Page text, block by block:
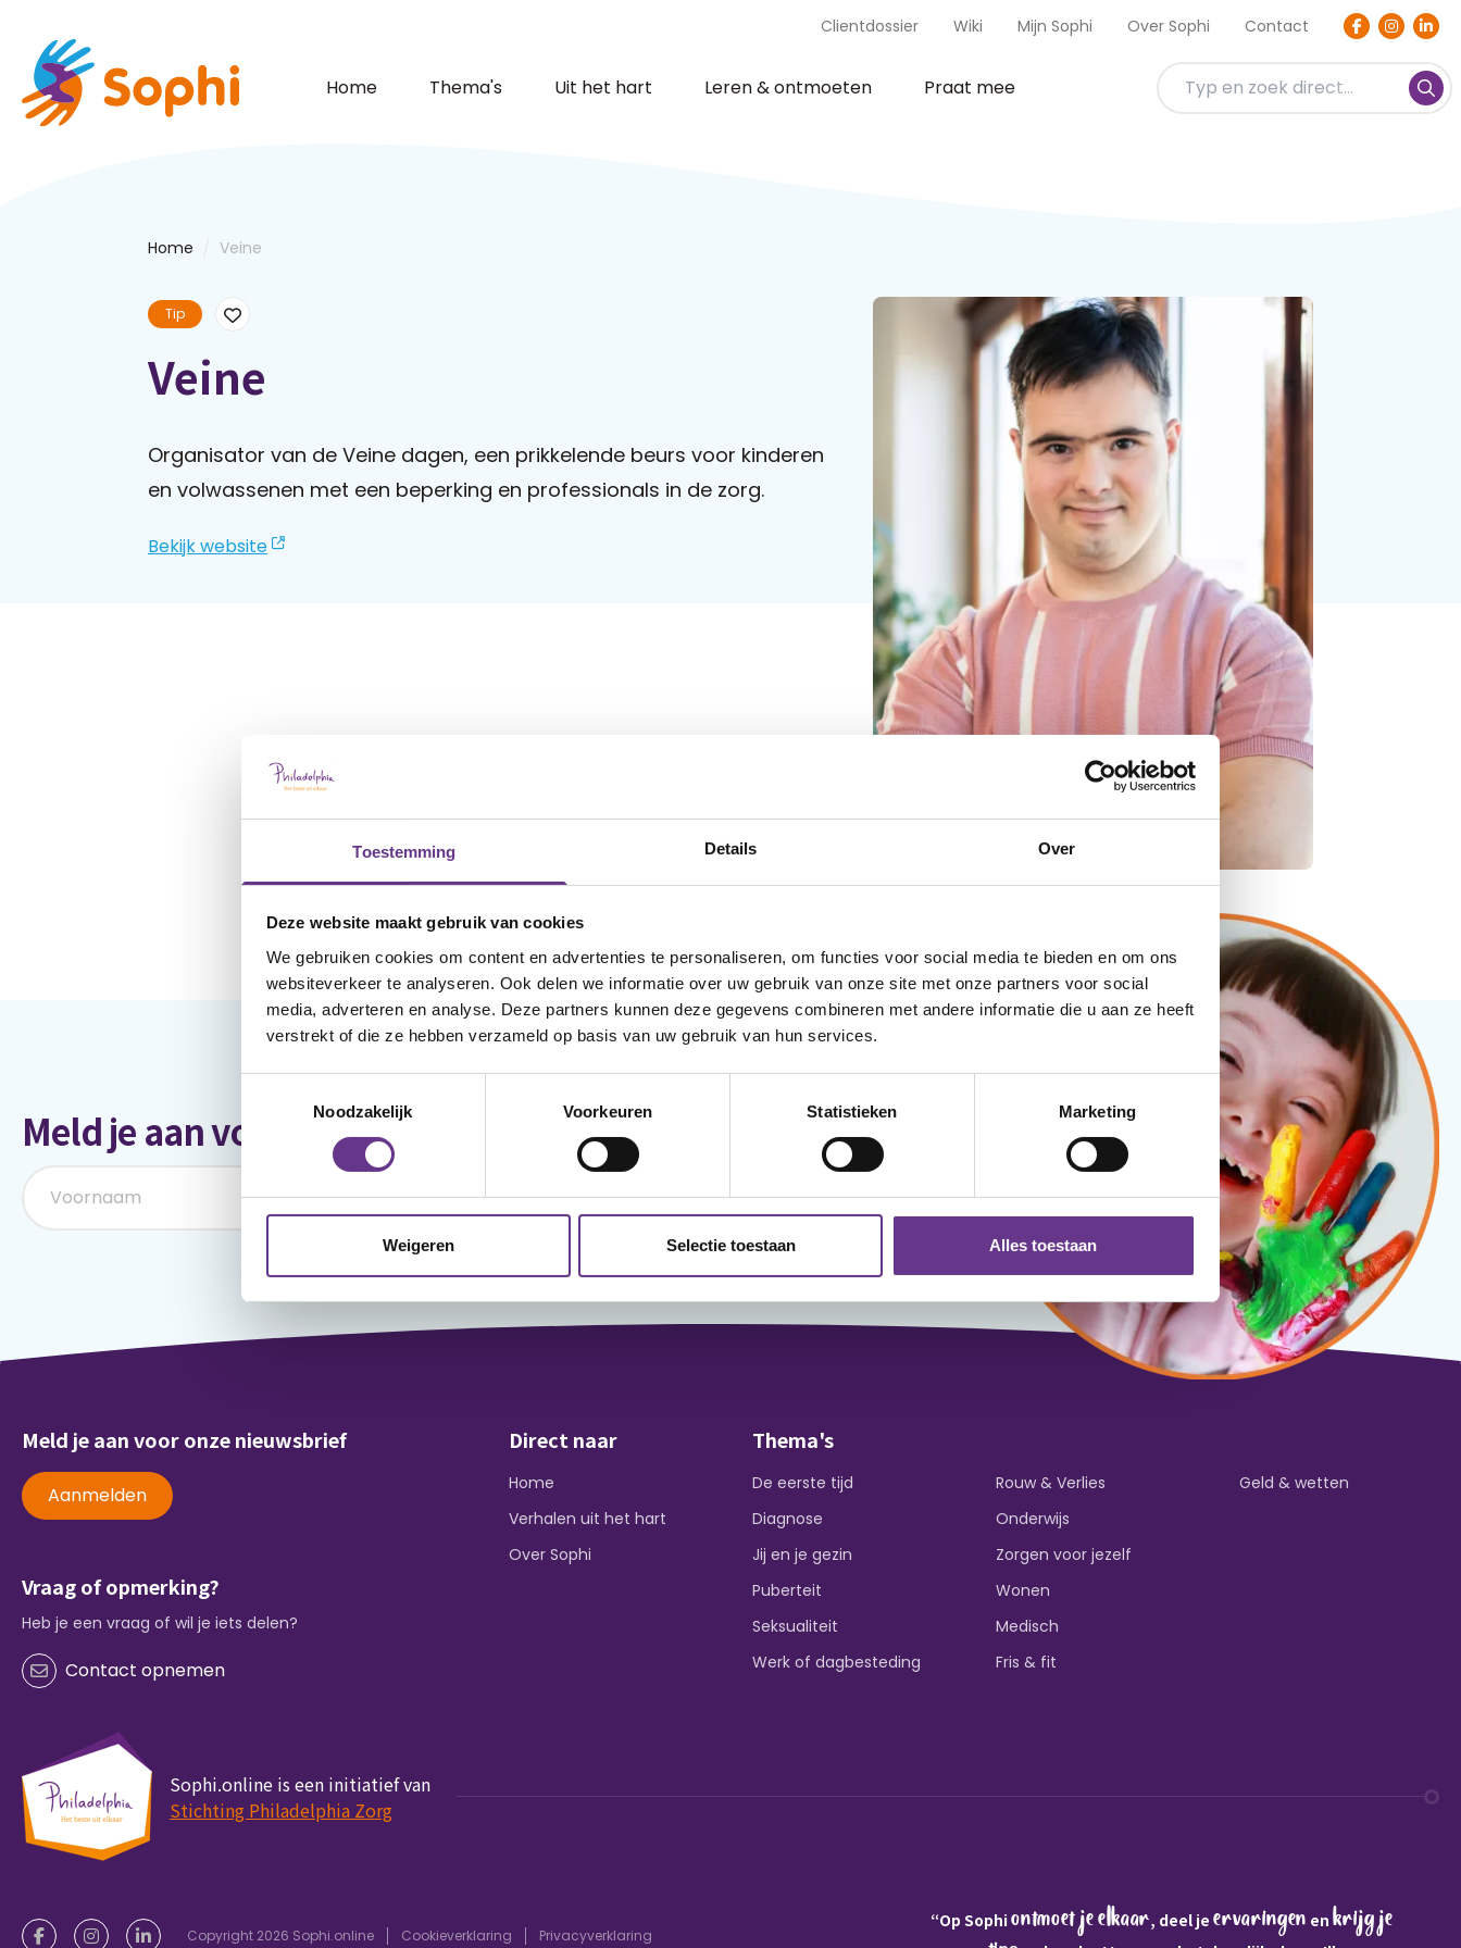
Toestemming Details Over
Deze website maakt gebruik van cookies
We gebruiken cookies om content en advertenties te personaliseren, om functies voor social media te bieden en om ons
websiteverkeer te analyseren. Ook delen we informatie over uw gebruik van onze site met onze partners voor social
media, adverteren en analyse. Deze partners kunnen deze gegevens combineren met andere informatie die u aan ze heeft
verstrekt of die ze hebben verzameld op basis van uw gebruik van hun services.
Noodzakelijk
Voorkeuren Statistieken Marketing
Weigeren Selectie toestaan Alles toestaan
Clientdossier Wiki Mijn Sophi Over Sophi Contact
Home Thema's Uit het hart Leren & ontmoeten Praat mee
Home Veine
Tip
Veine
Organisator van de Veine dagen, een prikkelende beurs voor kinderen
en volwassenen met een beperking en professionals in de zorg.
Bekijk website
Meld je aan voor onze nieuwsbrief
Aanmelden
Meld je aan voor onze nieuwsbrief
Aanmelden
Vraag of opmerking?
Heb je een vraag of wil je iets delen?
Contact opnemen
Direct naar
Home
Verhalen uit het hart
Over Sophi
Thema's
De eerste tijd
Diagnose
Jij en je gezin
Puberteit
Seksualiteit
Werk of dagbesteding
Rouw & Verlies
Onderwijs
Zorgen voor jezelf
Wonen
Medisch
Fris & fit
Geld & wetten
Sophi.online is een initiatief van
Stichting Philadelphia Zorg
Copyright 2026 Sophi.online Cookieverklaring Privacyverklaring
“Op Sophiontmoet je elkaar, deel jeervaringen enkrijg je